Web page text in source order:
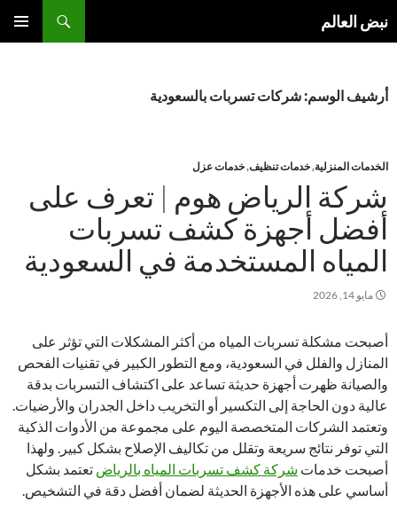
إلىنبض العالم
أرشيف الوسم: شركات تسربات بالسعودية
الخدمات المنزلية,خدمات تنظيف,خدمات عزل
شركة الرياض هوم | تعرف على
أفضل أجهزة كشف تسربات
المياه المستخدمة في السعودية
مايو 14, 2026
أصبحت مشكلة تسربات المياه من أكثر المشكلات التي تؤثر على
المنازل والفلل في السعودية، ومع التطور الكبير في تقنيات الفحص
والصيانة ظهرت أجهزة حديثة تساعد على اكتشاف التسربات بدقة
عالية دون الحاجة إلى التكسير أو التخريب داخل الجدران والأرضيات.
وتعتمد الشركات المتخصصة اليوم على مجموعة من الأدوات الذكية
التي توفر نتائج سريعة وتقلل من تكاليف الإصلاح بشكل كبير. ولهذا
أصبحت خدمات شركة كشف تسربات المياه بالرياض تعتمد بشكل
أساسي على هذه الأجهزة الحديثة لضمان أفضل دقة في التشخيص.